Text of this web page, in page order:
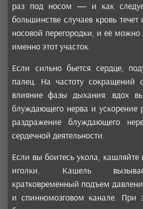
раз под носом — и как
большинстве случаев кровь течет
носовой перегородки, и её можно
именно этот участок.
Если сильно бьется сердце,
палец. На частоту сокращений
влияние фазы дыхания: вдох
блуждающего нерва и
раздражение блуждающего
сердечной деятельности.
Если вы боитесь укола, кашляйте
иголки. Кашель
кратковременный подъем
и спинномозговом канале. При